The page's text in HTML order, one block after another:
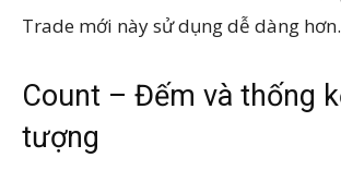
Trade mới này sử dụng dễ dàng hơn.
Count – Đếm và thống
tượng